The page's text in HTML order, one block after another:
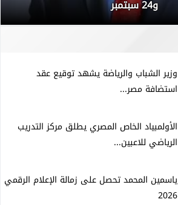
و24 سبتمبر
وزير الشباب والرياضة يشهد توقيع عقد
استضافة مصر...
الأولمبياد الخاص المصري يطلق مركز التدريب
الرياضي للاعبين...
ياسمين المحمد تحصل على زمالة الإعلام الرقمي
2026